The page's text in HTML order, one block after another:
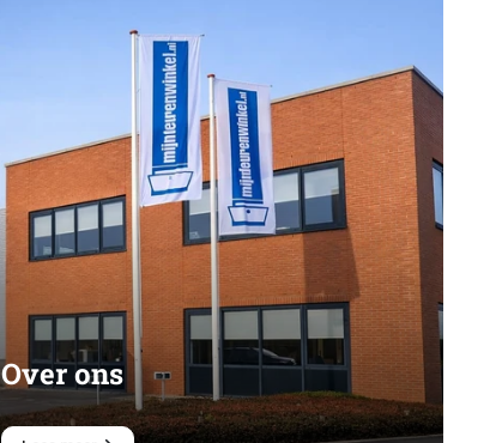
Over ons